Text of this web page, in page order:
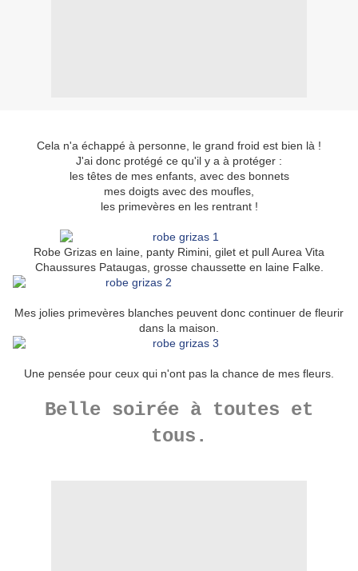
Cela n'a échappé à personne, le grand froid est bien là !
J'ai donc protégé ce qu'il y a à protéger :
les têtes de mes enfants, avec des bonnets
mes doigts avec des moufles,
les primevères en les rentrant !
Robe Grizas en laine, panty Rimini, gilet et pull Aurea Vita
Chaussures Pataugas, grosse chaussette en laine Falke.
Mes jolies primevères blanches peuvent donc continuer de fleurir
dans la maison.
Une pensée pour ceux qui n'ont pas la chance de mes fleurs.
Belle soirée à toutes et
tous.